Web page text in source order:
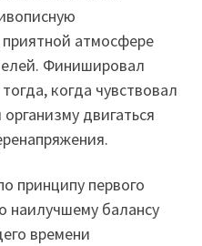
атмосфере
Финишировал
когда чувствовал
двигаться
принципу первого
наилучшему балансу
времени